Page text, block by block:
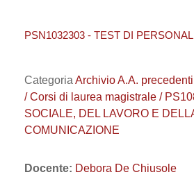
PSN1032303 - TEST DI
Categoria Archivio A.A.
/ Corsi di laurea magistrale /
SOCIALE, DEL LAVORO E
COMUNICAZIONE
Docente: Debora De Chiusole